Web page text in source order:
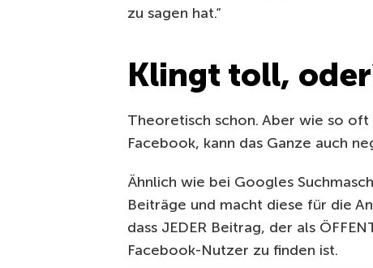
zu sagen hat.“
Klingt toll,
Theoretisch schon. Aber wie so
Facebook, kann das Ganze auch
Ähnlich wie bei Googles
Beiträge und macht diese für die
dass JEDER Beitrag, der als
Facebook-Nutzer zu finden ist.